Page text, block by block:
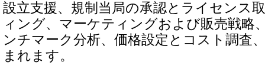
設立支援、規制当局の承認とライセンス
ィング、マーケティングおよび販売戦略
ンチマーク分析、価格設定とコスト調査
まれます。